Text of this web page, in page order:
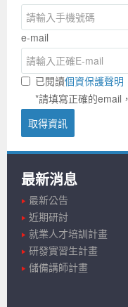
e-mail
已閱讀個資保護聲明
*請填寫正確的email
取得資訊
最新消息
最新公告
近期研討
就業人才培訓計畫
研發實習生計畫
儲備講師計畫